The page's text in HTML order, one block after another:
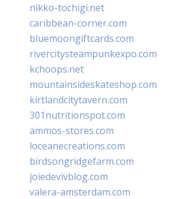
nikko-tochigi.net
caribbean-corner.com
bluemoongiftcards.com
rivercitysteampunkexpo.com
kchoops.net
mountainsideskateshop.com
kirtlandcitytavern.com
301nutritionspot.com
ammos-stores.com
loceanecreations.com
birdsongridgefarm.com
joiedevivblog.com
valera-amsterdam.com